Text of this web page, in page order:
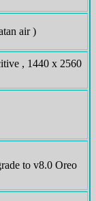
air )
, 1440 x 2560
to v8.0 Oreo